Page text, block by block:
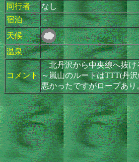
同行者
なし
宿泊
－
天候
温泉
－
コメント
北丹沢から中央線へ抜け
～嵐山のルートはTTT(丹
悪かったですがロープあ